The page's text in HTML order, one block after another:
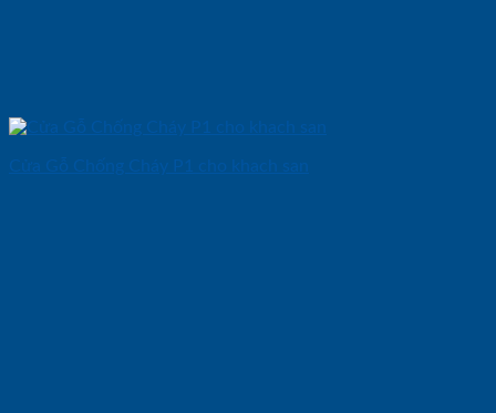
Cửa Gỗ Chống Cháy P1 cho khach san